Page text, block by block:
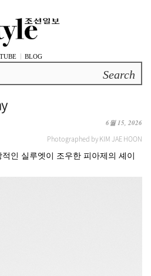
BLOG
6월 15, 2026
Photographed by KIM JAE HOON
인 실루엣이 조우한 피아제의 셰이